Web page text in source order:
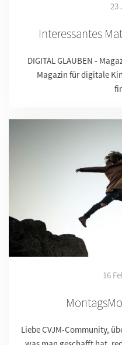
23
Interessantes
DIGITAL GLAUBEN -
Magazin für digitale
16
Liebe CVJM-Community,